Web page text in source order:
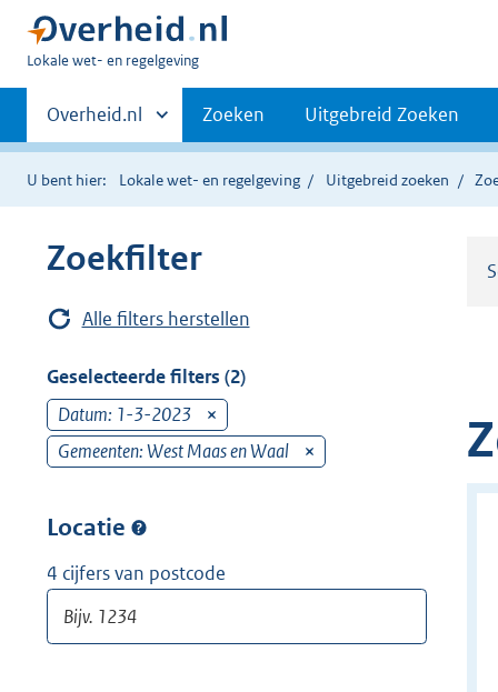
U
hier:
Lokale wet- en regelgeving
Primaire
navigatie
Andere
sites
binnen
Overheid.nl Zoeken Uitgebreid Zoeken
U bent hier: Lokale wet- en regelgeving Uitgebreid zoeken
Zoekfilter
Alle filters herstellen
Geselecteerde filters (2)
Datum: 1-3-2023
e
r
j
d
Gemeenten: West Maas en Waal
Locatie
4 cijfers van postcode